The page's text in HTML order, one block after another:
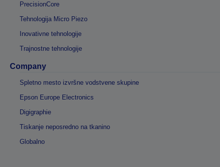
PrecisionCore
Tehnologija Micro Piezo
Inovativne tehnologije
Trajnostne tehnologije
Company
Spletno mesto izvršne vodstvene skupine
Epson Europe Electronics
Digigraphie
Tiskanje neposredno na tkanino
Globalno